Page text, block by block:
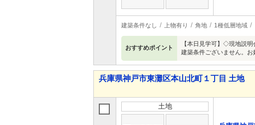
建築条件なし 上物有り 角地 1種低層地域
おすすめポイント
【本日見学可】◇現地説
建築条件ございません。お
兵庫県神戸市東灘区本山北町１丁目 土地
土地